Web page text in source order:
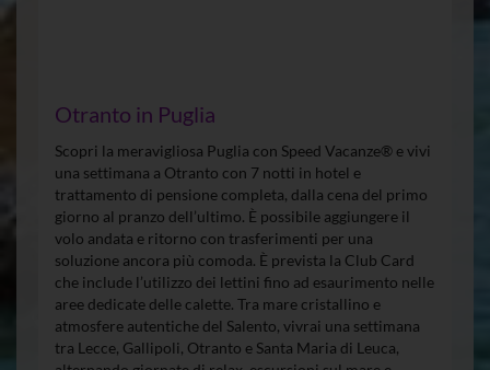
Otranto in Puglia
Scopri la meravigliosa Puglia con Speed Vacanze® e vivi
una settimana a Otranto con 7 notti in hotel e
trattamento di pensione completa, dalla cena del primo
giorno al pranzo dell’ultimo. È possibile aggiungere il
volo andata e ritorno con trasferimenti per una
soluzione ancora più comoda. È prevista la Club Card
che include l’utilizzo dei lettini fino ad esaurimento nelle
aree dedicate delle calette. Tra mare cristallino e
atmosfere autentiche del Salento, vivrai una settimana
tra Lecce, Gallipoli, Otranto e Santa Maria di Leuca,